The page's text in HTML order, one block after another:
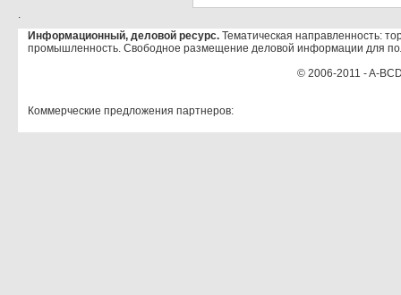
.
Информационный, деловой ресурс. Тематическая направленность:
промышленность. Свободное размещение деловой информации для
© 2006-2011 - A-
Коммерческие предложения партнеров: